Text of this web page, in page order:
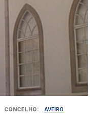
CONCELHO AVEIRO